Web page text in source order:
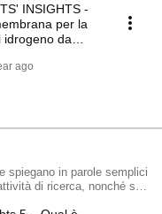
INSIGHTS -
per la
idrogeno da
ago
spiegano in parole semplici
di ricerca, nonché sui